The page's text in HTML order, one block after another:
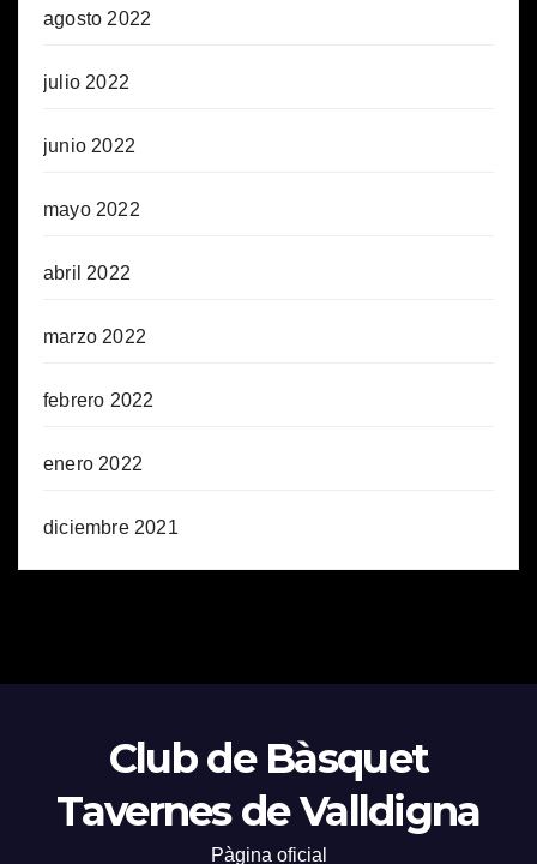
agosto 2022
julio 2022
junio 2022
mayo 2022
abril 2022
marzo 2022
febrero 2022
enero 2022
diciembre 2021
Club de Bàsquet
Tavernes de Valldigna
Pàgina oficial